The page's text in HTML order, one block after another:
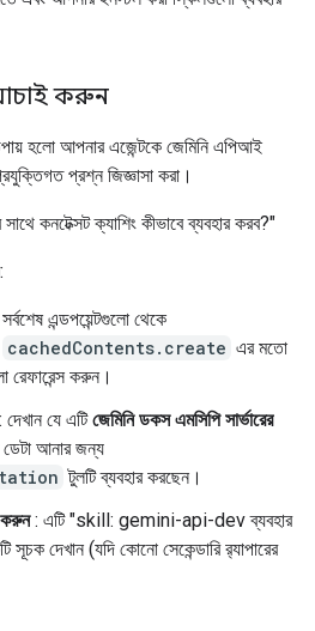
করুন
হলো আপনার এজেন্টকে জেমিনি এপিআই
প্রশ্ন জিজ্ঞাসা করা।
কনটেক্সট ক্যাশিং কীভাবে ব্যবহার করব?"
এন্ডপয়েন্টগুলো থেকে
cachedContents.create এর মতো
রেফারেন্স করুন।
যে এটিজেমিনি ডকস এমসিপি সার্ভারের
আনার জন্য
টুলটি ব্যবহার করছেন।
: এটি "skill: gemini-api-dev ব্যবহার
সূচক দেখান (যদি কোনো সেকেন্ডারি র‍্যাপারের